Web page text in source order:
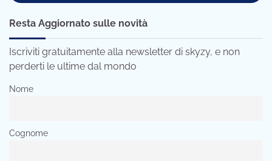
Resta Aggiornato sulle novità
Iscriviti gratuitamente alla newsletter di skyzy, e non
perderti le ultime dal mondo
Nome
Cognome